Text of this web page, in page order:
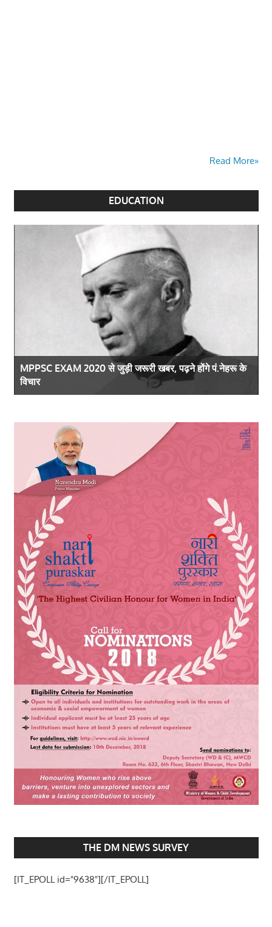
Read More»
EDUCATION
RRB Paramedical CBT 2019: 1937 पदों पर होगी भर्ती
THE DM NEWS SURVEY
[IT_EPOLL id="9638"][/IT_EPOLL]